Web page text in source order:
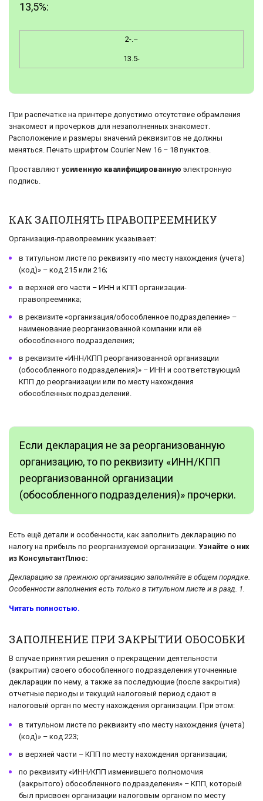
13,5%:
2-.–
13.5-
При распечатке на принтере допустимо отсутствие обрамления
знакомест и прочерков для незаполненных знакомест.
Расположение и размеры значений реквизитов не должны
меняться. Печать шрифтом Courier New 16 – 18 пунктов.
Проставляют усиленную квалифицированную электронную
подпись.
КАК ЗАПОЛНЯТЬ ПРАВОПРЕЕМНИКУ
Организация-правопреемник указывает:
в титульном листе по реквизиту «по месту нахождения (учета)
(код)» – код 215 или 216;
в верхней его части – ИНН и КПП организации-
правопреемника;
в реквизите «организация/обособленное подразделение» –
наименование реорганизованной компании или её
обособленного подразделения;
в реквизите «ИНН/КПП реорганизованной организации
(обособленного подразделения)» – ИНН и соответствующий
КПП до реорганизации или по месту нахождения
обособленных подразделений.
Если декларация не за реорганизованную
организацию, то по реквизиту «ИНН/КПП
реорганизованной организации
(обособленного подразделения)» прочерки.
Есть ещё детали и особенности, как заполнить декларацию по
налогу на прибыль по реорганизуемой организации. Узнайте о них
из КонсультантПлюс:
Декларацию за прежнюю организацию заполняйте в общем порядке.
Особенности заполнения есть только в титульном листе и в разд. 1.
Читать полностью.
ЗАПОЛНЕНИЕ ПРИ ЗАКРЫТИИ ОБОСОБКИ
В случае принятия решения о прекращении деятельности
(закрытии) своего обособленного подразделения уточненные
декларации по нему, а также за последующие (после закрытия)
отчетные периоды и текущий налоговый период сдают в
налоговый орган по месту нахождения организации. При этом:
в титульном листе по реквизиту «по месту нахождения (учета)
(код)» – код 223;
в верхней части – КПП по месту нахождения организации;
по реквизиту «ИНН/КПП изменившего полномочия
(закрытого) обособленного подразделения» – КПП, который
был присвоен организации налоговым органом по месту